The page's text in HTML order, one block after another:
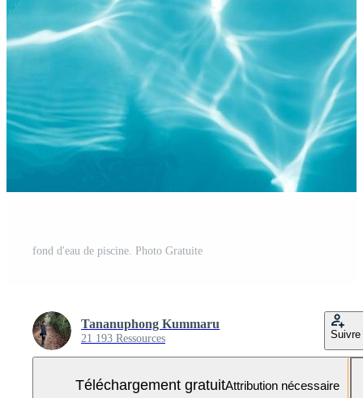
fond d'eau de piscine. Photo Gratuite
Tananuphong Kummaru
21 193 Ressources Suivre
Téléchargement gratuitAttribution nécessaire